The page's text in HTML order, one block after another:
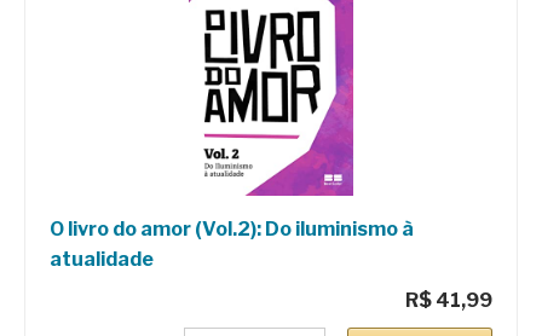
O livro do amor (Vol.2): Do iluminismo à
atualidade
R$ 41,99